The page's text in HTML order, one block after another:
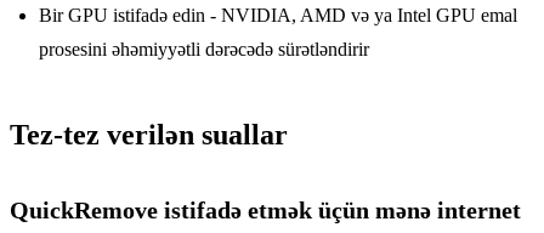
Bir GPU istifadə edin - NVIDIA, AMD və ya Intel GPU emal
prosesini əhəmiyyətli dərəcədə sürətləndirir
Tez-tez verilən suallar
QuickRemove istifadə etmək üçün mənə internet